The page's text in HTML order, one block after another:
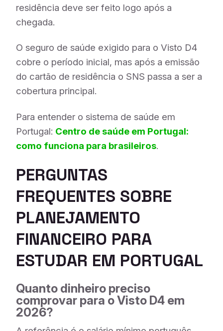
residência deve ser feito logo após a
chegada.
O seguro de saúde exigido para o Visto D4
cobre o período inicial, mas após a emissão
do cartão de residência o SNS passa a ser a
cobertura principal.
Para entender o sistema de saúde em
Portugal: Centro de saúde em Portugal:
como funciona para brasileiros.
PERGUNTAS
FREQUENTES SOBRE
PLANEJAMENTO
FINANCEIRO PARA
ESTUDAR EM PORTUGAL
Quanto dinheiro preciso
comprovar para o Visto D4 em
2026?